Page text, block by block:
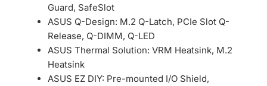
Guard, SafeSlot
ASUS Q-Design: M.2 Q-Latch, PCIe Slot Q-
Release, Q-DIMM, Q-LED
ASUS Thermal Solution: VRM Heatsink, M.2
Heatsink
ASUS EZ DIY: Pre-mounted I/O Shield,